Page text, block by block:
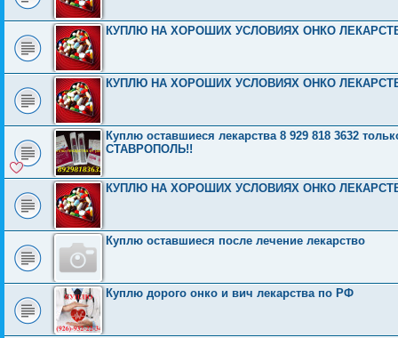
КУПЛЮ НА ХОРОШИХ УСЛОВИЯХ ОНКО ЛЕКАРСТВА
КУПЛЮ НА ХОРОШИХ УСЛОВИЯХ ОНКО ЛЕКАРСТВА
Куплю оставшиеся лекарства 8 929 818 3632
СТАВРОПОЛЬ!!
КУПЛЮ НА ХОРОШИХ УСЛОВИЯХ ОНКО ЛЕКАРСТВА
Куплю оставшиеся после лечение лекарство
Куплю дорого онко и вич лекарства по РФ